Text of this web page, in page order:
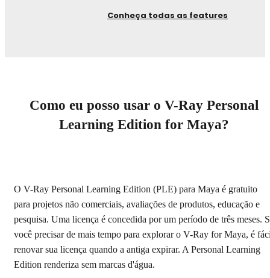
Conheça todas as features
Como eu posso usar o V-Ray Personal
Learning Edition for Maya?
O V-Ray Personal Learning Edition (PLE) para Maya é gratuito
para projetos não comerciais, avaliações de produtos, educação e
pesquisa. Uma licença é concedida por um período de três meses.
você precisar de mais tempo para explorar o V-Ray for Maya, é
renovar sua licença quando a antiga expirar. A Personal Learning
Edition renderiza sem marcas d'água.